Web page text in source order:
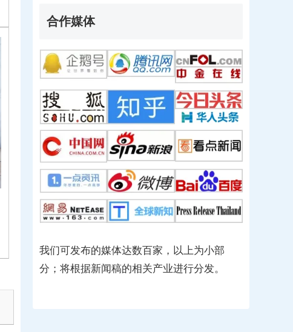
合作媒体
我们可发布的媒体达数百家，以上为小部
分；将根据新闻稿的相关产业进行分发。